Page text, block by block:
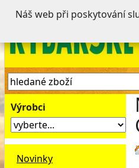
Výrobci
Novinky
Náš web při poskytování